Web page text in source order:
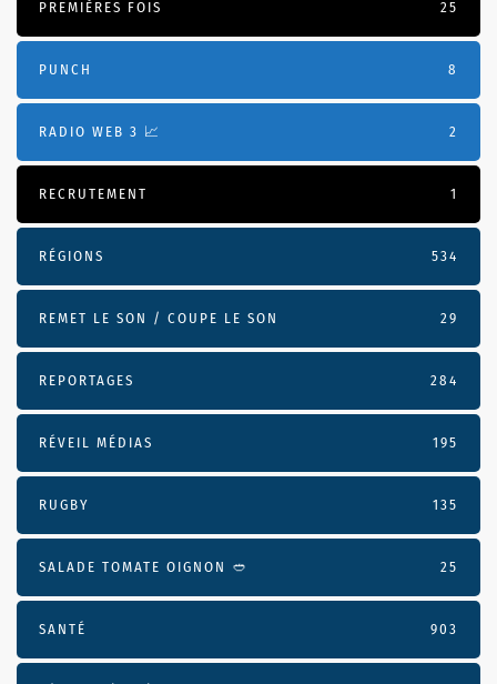
PREMIÈRES FOIS 25
PUNCH 8
RADIO WEB 3 📈 2
RECRUTEMENT 1
RÉGIONS 534
REMET LE SON / COUPE LE SON 29
REPORTAGES 284
RÉVEIL MÉDIAS 195
RUGBY 135
SALADE TOMATE OIGNON 🥙 25
SANTÉ 903